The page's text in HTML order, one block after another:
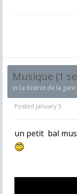
Musique (1
in Le bistrot de la gare
Posted January 5
un petit bal